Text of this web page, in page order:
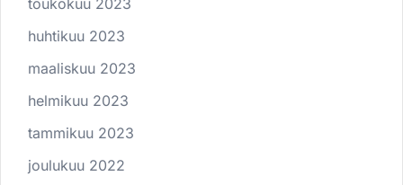
huhtikuu 2023
maaliskuu 2023
helmikuu 2023
tammikuu 2023
joulukuu 2022